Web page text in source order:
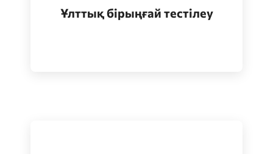
Ұлттық бірыңғай тестілеу
Өту